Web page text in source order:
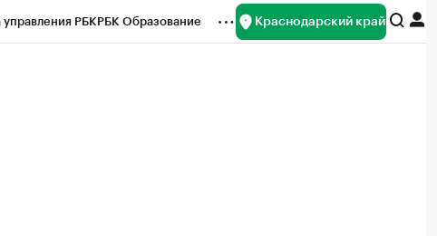
РБКРБК Образование Краснодарский край